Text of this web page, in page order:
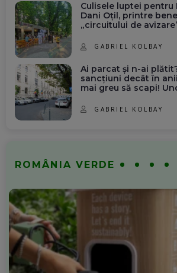
Culisele luptei pentru
Dani Oțil, printre
„circuitului de
GABRIEL KOLBAY
Ai parcat și n-ai
sancțiuni decât în
mai greu să scapi!
GABRIEL KOLBAY
ROMÂNIA VERDE